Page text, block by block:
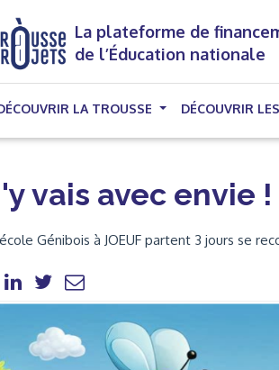
La plateforme de
de l’Éducation nationale
LA TROUSSE DÉCOUVRIR
vais avec envie !
Génibois à JOEUF partent 3 jours se